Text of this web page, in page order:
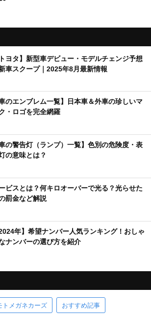
トヨタ】新型車デビュー・モデルチェンジ予想
車スクープ｜2025年8月最新情報
車のエンブレム一覧】日本車＆外車の珍しいマ
・ロゴを完全網羅
車の警告灯（ランプ）一覧】色別の危険度・表
の意味とは？
ビスとは？何キロオーバーで光る？光らせた
罰金など解説
2024年】希望ナンバー人気ランキング！おしゃ
ナンバーの選び方を紹介
トメガネカーズ おすすめ記事